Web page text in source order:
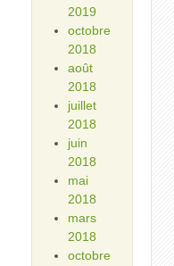
2019
octobre
2018
août
2018
juillet
2018
juin
2018
mai
2018
mars
2018
octobre